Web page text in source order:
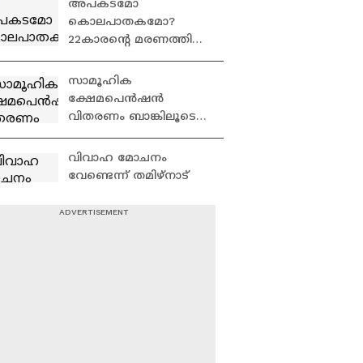
പ്രതികരണം കാണാം
അപകടമോ
കൊലപാതകമോ?
22കാരന്റെ മരണത്തിൽ
Accident news | Crime
news | Kerala Police
സാമൂഹിക
ക്ഷേമപെന്‍ഷന്‍
വിതരണം ബാങ്കിലൂടെ
അവസാനിപ്പിക്കാന്‍
നീക്കമെന്ന് പ്രതിപക്ഷം
വിവാഹ മോചനം
വേണ്ടെന്ന് തമിഴ്നാട്
ഭാര്യ സം​ഗീത |